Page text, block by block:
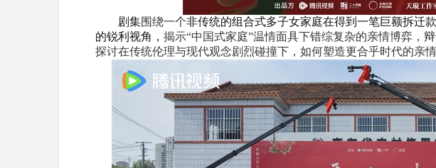
剧集围绕一个非传统的组合式多子女家庭在得到一笔巨额拆迁
的锐利视角， 揭示“中国式家庭”温情面具下错综复杂的亲情博弈，
探讨在传统伦理与现代观念剧烈碰撞下， 如何塑造更合乎时代的亲